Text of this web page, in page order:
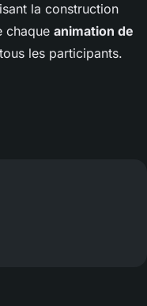
la construction
chaque animation de
les participants.